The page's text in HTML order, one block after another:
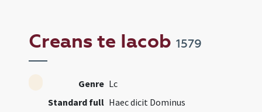
Creans te Iacob1579
Genre Lc
Standard full Haec dicit Dominus